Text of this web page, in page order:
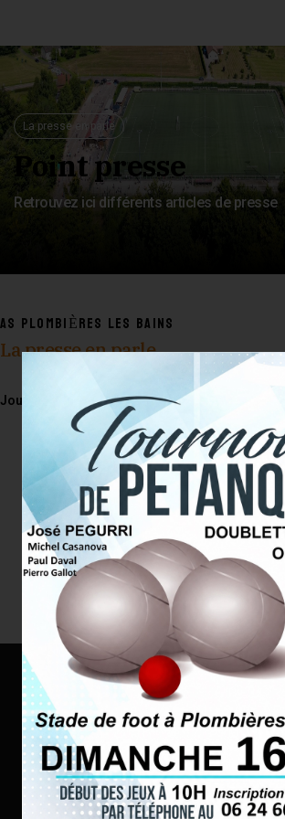
La presse en parle
Point presse
Retrouvez ici différents articles de presse
AS PLOMBIÈRES LES BAINS
La presse en parle
Journalistes et correspondants
Stade des Granges
Route de Xertigny
88370 Plombières les Bains
Tél. : 06 24 66 76 82